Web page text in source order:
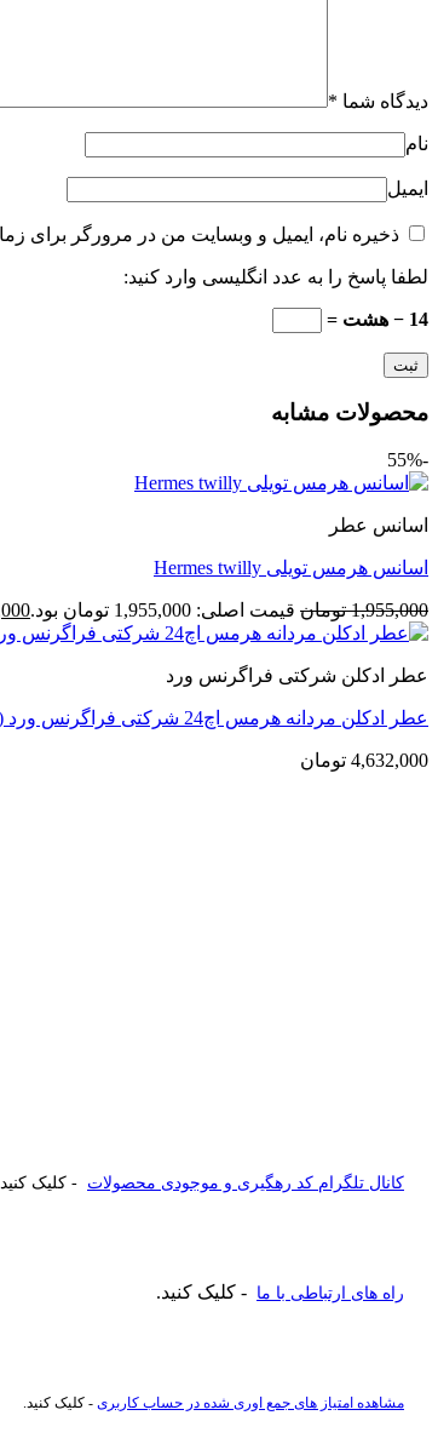
دیدگاه شما *
نام
ایمیل
ذخیره نام، ایمیل و وبسایت من در مرورگر برای
لطفا پاسخ را به عدد انگلیسی وارد کنید:
14 − هشت =
محصولات مشابه
-55%
اسانس عطر
اسانس هرمس تویلی Hermes twilly
1,955,000 تومان قیمت اصلی: 1,955,000 تومان بود.
عطر ادکلن شرکتی فراگرنس ورد
عطر ادکلن مردانه هرمس اچ24 شرکتی فراگرنس ورد (Fragrance World Hermès H24)
4,632,000 تومان
کانال تلگرام کد رهگیری و موجودی محصولات - کلیک
راه های ارتباطی با ما - کلیک کنید.
مشاهده امتیاز های جمع اوری شده در حساب کاربری - کلیک کنید.